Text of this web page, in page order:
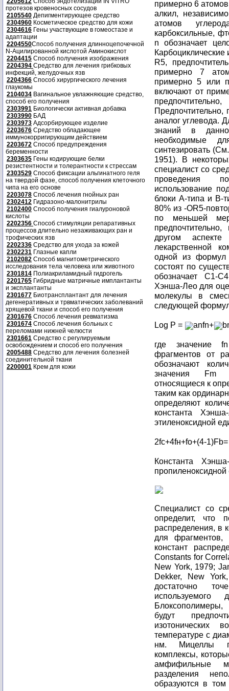
протезов кровеносных сосудов
2105540 Депигментирующее средство
2304960 Косметическое средство для кожи
2304616 Гены участвующие в гомеостазе и
адаптации
2204550Способ получения длинноцепочечной
N-Ацилированной кислотой Аминокислот
2204415 Способ получения изображения
2204394 Средство для лечения грибковых
инфекций, желудочных язв
2204366 Способ хирургического лечения
глаукомы
2104034 Вагинальное увлажняющие средство,
способ его получения
2303991 Биологически активная добавка
2303990 БАД
2303973 Адсорбирующее изделие
2203676 Средство обладающее
иммунокорригирующим действием
2203672 Способ предупреждения
беременности
2303635 Гены кодирующие белки
резистентности и толерантности к стрессам
2303529 Способ фиксации альгинатного геля
на твердой фазе, способ получения клеточного
чипа на его основе
2203078 Способ лечения гнойных ран
2302412 Гидразоно-малонитрилы
2102400 Способ получения гиалуроновой
кислоты
2202356 Способ стимуляции репаративных
процессов длительно незаживающих ран и
трофических язв
2202336 Средство для ухода за кожей
2302231 Глазные капли
2102082 Способ магнитометрического
исследования тела человека или животного
2301814 Полиакриламидный гидрогель
2201765 Гибридные матричные имплантанты
и эксплантанты
2301677 Биотрансплантант для лечения
дегенеративных и трвматических заболеваний
хрящевой ткани и способ его получения
2301676 Способ лечения ревматизма
2301674 Способ лечения больных с
переломами нижней челюсти
2301661 Средство с регулируемым
освобождением и способ его получения
2005488 Средство для лечения болезней
соединительной ткани
2200001 Крем для кожи
примерно 6
алкил,
атомов
карбоксильные,
n обозначает
R5,
примерно 7
примерно 5 или
включают от
Предпочтительно,
аналог углевода.
знаний в
необходимые
синтезировать
1951). В
специалист со
проведения
использование
блоки A-типа и B-
80% из -OR5-
по меньшей
другом
лекарственной
одной из формул
состоят по
обозначает C1-
Хэнша-Лео для
молекулы в
следующей
Log P = anfn+
где значение
фрагментов от
обозначают
значения Fm
относящиеся к
таким как
определяют
константа
этиленоксидной
2fс+4fн+fо+(4-
Константа
Специалист со
определит, что
распределения, в
для фрагментов,
констант
Constants for
New York, 1979;
Dekker, New
достаточно
используемого
Блоксополимеры,
будут
изотонических
температуре с
нм. Мицеллы
комплексы,
амфифильные
разделения
образуются в